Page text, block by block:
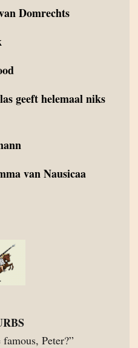
Domrechts
geeft helemaal niks
van Nausicaa
Peter?”